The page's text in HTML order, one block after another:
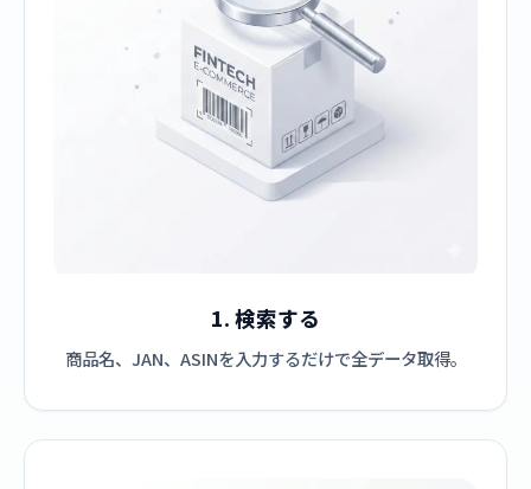
1. 検索する
商品名、JAN、ASINを入力するだけで全データ取得。